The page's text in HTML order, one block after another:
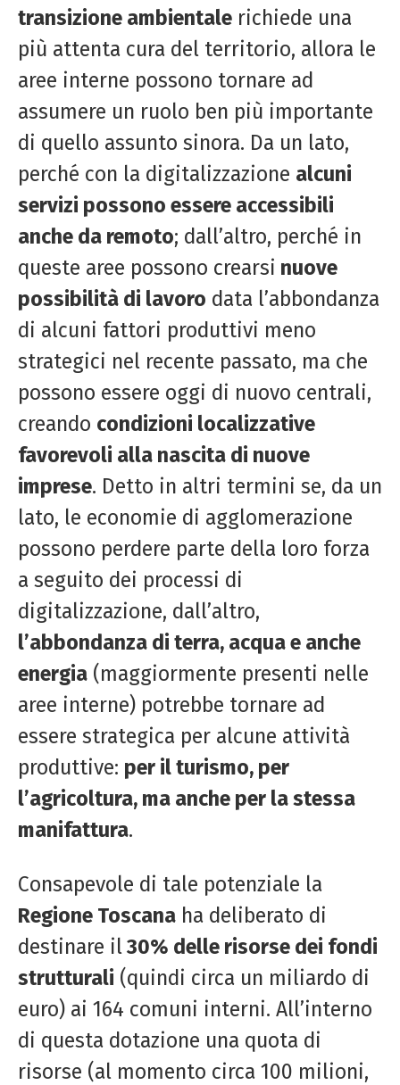
transizione ambientale richiede una
più attenta cura del territorio, allora le
aree interne possono tornare ad
assumere un ruolo ben più importante
di quello assunto sinora. Da un lato,
perché con la digitalizzazione alcuni
servizi possono essere accessibili
anche da remoto; dall’altro, perché in
queste aree possono crearsi nuove
possibilità di lavoro data l’abbondanza
di alcuni fattori produttivi meno
strategici nel recente passato, ma che
possono essere oggi di nuovo centrali,
creando condizioni localizzative
favorevoli alla nascita di nuove
imprese. Detto in altri termini se, da un
lato, le economie di agglomerazione
possono perdere parte della loro forza
a seguito dei processi di
digitalizzazione, dall’altro,
l’abbondanza di terra, acqua e anche
energia (maggiormente presenti nelle
aree interne) potrebbe tornare ad
essere strategica per alcune attività
produttive: per il turismo, per
l’agricoltura, ma anche per la stessa
manifattura.
Consapevole di tale potenziale la
Regione Toscana ha deliberato di
destinare il30% delle risorse dei fondi
strutturali (quindi circa un miliardo di
euro) ai 164 comuni interni. All’interno
di questa dotazione una quota di
risorse (al momento circa 100 milioni,